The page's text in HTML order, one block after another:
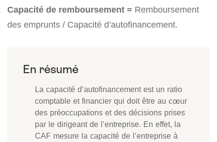
Capacité de remboursement = Remboursement
des emprunts / Capacité d’autofinancement.
La capacité d’autofinancement est un ratio
comptable et financier qui doit être au cœur
des préoccupations et des décisions prises
par le dirigeant de l’entreprise. En effet, la
CAF mesure la capacité de l’entreprise à